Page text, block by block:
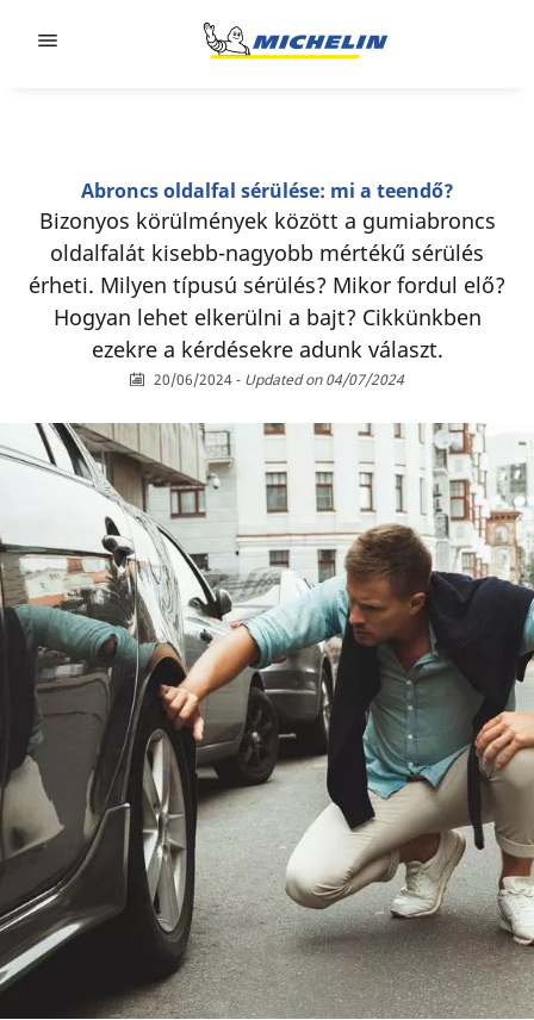
Abroncs oldalfal sérülése: mi a teendő?
Bizonyos körülmények között a gumiabroncs
oldalfalát kisebb-nagyobb mértékű sérülés
érheti. Milyen típusú sérülés? Mikor fordul elő?
Hogyan lehet elkerülni a bajt? Cikkünkben
ezekre a kérdésekre adunk választ.
20/06/2024- Updated on 04/07/2024